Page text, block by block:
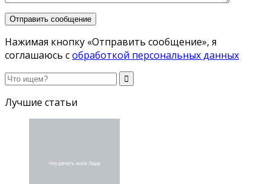
Нажимая кнопку «Отправить сообщение», я
соглашаюсь собработкой персональных данных
Лучшие статьи